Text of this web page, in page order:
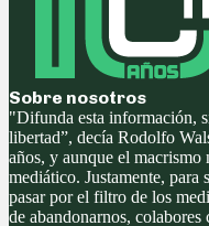
Sobre nosotros
"Difunda esta información,
libertad”, decía Rodolfo
años, y aunque el
mediático. Justamente, para
pasar por el filtro de los
de abandonarnos,